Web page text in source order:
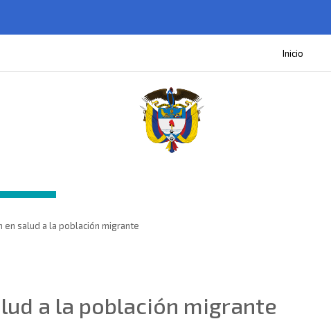
Inicio
en salud a la población migrante
a la población migrante